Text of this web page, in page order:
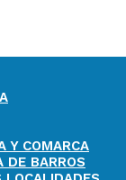
Y COMARCA
DE BARROS